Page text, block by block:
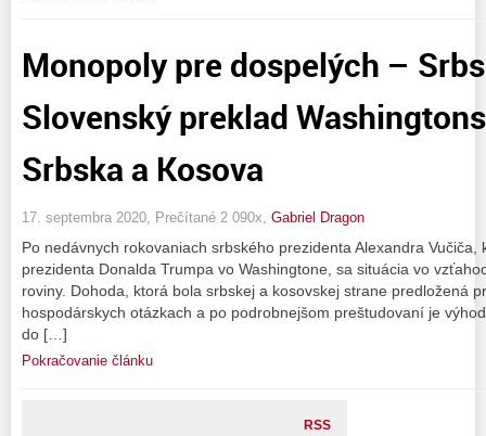
Monopoly pre dospelých –
Slovenský preklad
Srbska a Kosova
17. septembra 2020, Prečítané 2 090x, Gabriel Dragon
Po nedávnych rokovaniach srbského prezidenta Alexandra
prezidenta Donalda Trumpa vo Washingtone, sa situácia vo
roviny. Dohoda, ktorá bola srbskej a kosovskej strane predložená
hospodárskych otázkach a po podrobnejšom preštudovaní je
do […]
Pokračovanie článku
RSS